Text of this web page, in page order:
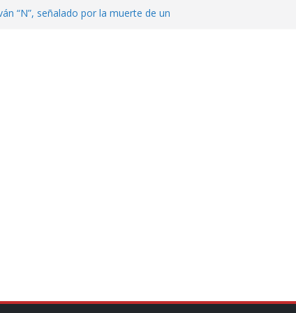
“N”, señalado por la muerte de un
Veracruz; aumentan a 33 los
secos